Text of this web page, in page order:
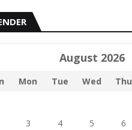
August 2026
Mon Tue Wed Thu
3 4 5 6